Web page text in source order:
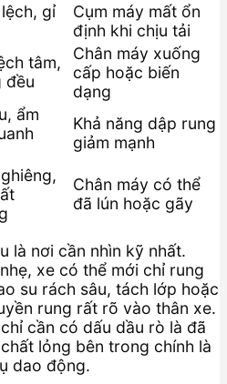
gỉ
Cụm máy mất ổn
định khi chịu tải
tâm,
đều
Chân máy xuống
cấp hoặc biến
dạng
ẩm
Khả năng dập rung
giảm mạnh
Chân máy có thể
đã lún hoặc gãy
là nơi cần nhìn kỹ nhất.
xe có thể mới chỉ rung
su rách sâu, tách lớp hoặc
rung rất rõ vào thân xe.
cần có dấu dầu rò là đã
lỏng bên trong chính là
dao động.